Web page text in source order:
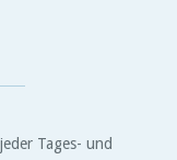
Tages- und